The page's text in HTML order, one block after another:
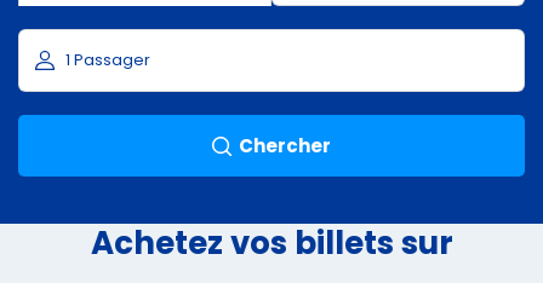
Chercher
Achetez vos billets sur